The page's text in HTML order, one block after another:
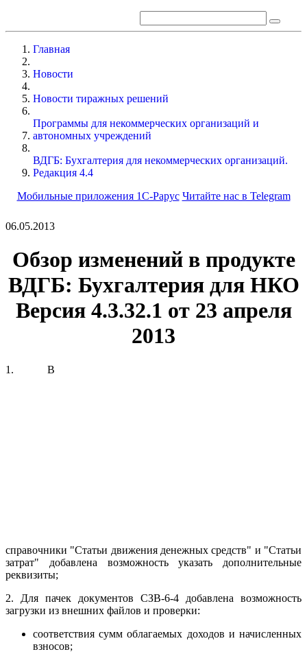
Главная
Новости
Новости тиражных решений
Программы для некоммерческих организаций и
автономных учреждений
ВДГБ: Бухгалтерия для некоммерческих организаций.
Редакция 4.4
Мобильные приложения 1С-Рарус Читайте нас в Telegram
06.05.2013
Обзор изменений в продукте
ВДГБ: Бухгалтерия для НКО
Версия 4.3.32.1 от 23 апреля
2013
1. В
справочники "Статьи движения денежных средств" и "Статьи
затрат" добавлена возможность указать дополнительные
реквизиты;
2. Для пачек документов СЗВ-6-4 добавлена возможность
загрузки из внешних файлов и проверки:
соответствия сумм облагаемых доходов и начисленных
взносов;